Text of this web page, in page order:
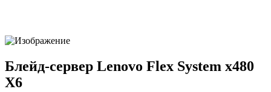
Блейд-сервер Lenovo Flex System x480
X6